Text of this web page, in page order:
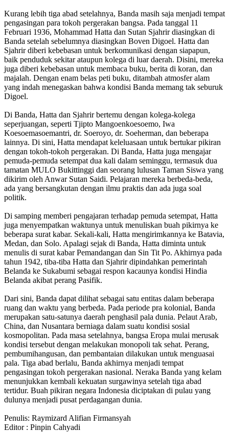
Kurang lebih tiga abad setelahnya, Banda masih saja menjadi tempat
pengasingan para tokoh pergerakan bangsa. Pada tanggal 11
Februari 1936, Mohammad Hatta dan Sutan Sjahrir diasingkan di
Banda setelah sebelumnya diasingkan Boven Digoel. Hatta dan
Sjahrir diberi kebebasan untuk berkomunikasi dengan siapapun,
baik penduduk sekitar ataupun kolega di luar daerah. Disini, mereka
juga diberi kebebasan untuk membaca buku, berita di koran, dan
majalah. Dengan enam belas peti buku, ditambah atmosfer alam
yang indah menegaskan bahwa kondisi Banda memang tak seburuk
Digoel.
Di Banda, Hatta dan Sjahrir bertemu dengan kolega-kolega
seperjuangan, seperti Tjipto Mangoenkoesoemo, Iwa
Koesoemasoemantri, dr. Soeroyo, dr. Soeherman, dan beberapa
lainnya. Di sini, Hatta mendapat keleluasaan untuk bertukar pikiran
dengan tokoh-tokoh pergerakan. Di Banda, Hatta juga mengajar
pemuda-pemuda setempat dua kali dalam seminggu, termasuk dua
tamatan MULO Bukittinggi dan seorang lulusan Taman Siswa yang
dikirim oleh Anwar Sutan Saidi. Pelajaran mereka berbeda-beda,
ada yang bersangkutan dengan ilmu praktis dan ada juga soal
politik.
Di samping memberi pengajaran terhadap pemuda setempat, Hatta
juga menyempatkan waktunya untuk menuliskan buah pikirnya ke
beberapa surat kabar. Sekali-kali, Hatta mengirimkannya ke Batavia,
Medan, dan Solo. Apalagi sejak di Banda, Hatta diminta untuk
menulis di surat kabar Pemandangan dan Sin Tit Po. Akhirnya pada
tahun 1942, tiba-tiba Hatta dan Sjahrir dipindahkan pemerintah
Belanda ke Sukabumi sebagai respon kacaunya kondisi Hindia
Belanda akibat perang Pasifik.
Dari sini, Banda dapat dilihat sebagai satu entitas dalam beberapa
ruang dan waktu yang berbeda. Pada periode pra kolonial, Banda
merupakan satu-satunya daerah penghasil pala dunia. Pelaut Arab,
China, dan Nusantara berniaga dalam suatu kondisi sosial
kosmopolitan. Pada masa setelahnya, bangsa Eropa mulai merusak
kondisi tersebut dengan melakukan monopoli tak sehat. Perang,
pembumihangusan, dan pembantaian dilakukan untuk menguasai
pala. Tiga abad berlalu, Banda akhirnya menjadi tempat
pengasingan tokoh pergerakan nasional. Neraka Banda yang kelam
menunjukkan kembali kekuatan surgawinya setelah tiga abad
tertidur. Buah pikiran negara Indonesia diciptakan di pulau yang
dulunya menjadi pusat perdagangan dunia.
Penulis: Raymizard Alifian Firmansyah
Editor : Pinpin Cahyadi